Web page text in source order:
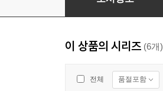
이 상품의 시리즈 (6개)
전체 품절포함